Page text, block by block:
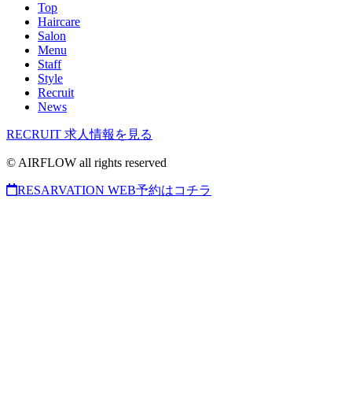
Top
Haircare
Salon
Menu
Staff
Style
Recruit
News
RECRUIT 求人情報を見る
© AIRFLOW all rights reserved
RESARVATION WEB予約はコチラ